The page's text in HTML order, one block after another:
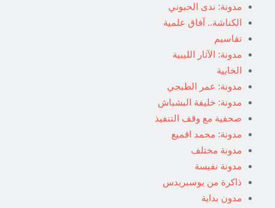
مدونة: ندى الحبوني
الكناشة.. آفاق علمية
تقاسيم
مدونة: الآثار الليبية
الخابية
مدونة: عمر الطبجي
مدونة: خليفة البشباش
صحفية مع وقف التنفيذ
مدونة: محمد اقميع
مدونة مختلف
مدونة نفيسة
ذاكرة من يوسبريدس
مدون بداية